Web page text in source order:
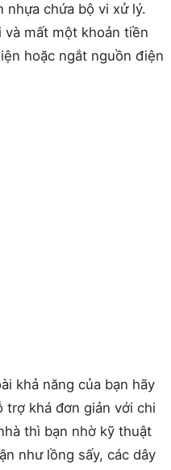
nhựa chứa bộ vi xử lý.
và mất một khoản tiền
hoặc ngắt nguồn điện
khả năng của bạn hãy
trợ khá đơn giản với chi
thì bạn nhờ kỹ thuật
như lồng sấy, các dây